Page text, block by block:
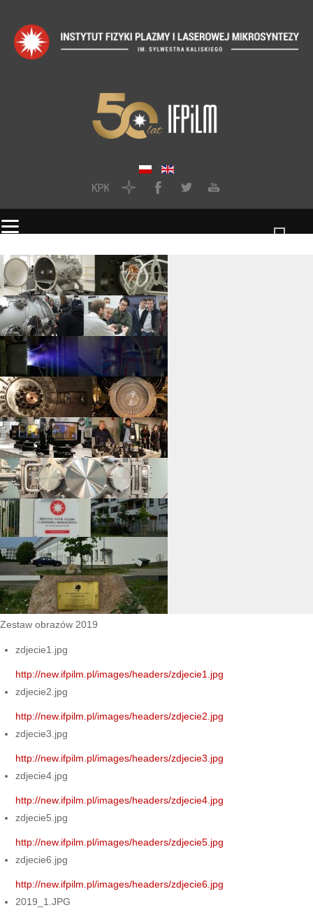
Zestaw obrazów 2019
zdjecie1.jpg
http://new.ifpilm.pl/images/headers/zdjecie1.jpg
zdjecie2.jpg
http://new.ifpilm.pl/images/headers/zdjecie2.jpg
zdjecie3.jpg
http://new.ifpilm.pl/images/headers/zdjecie3.jpg
zdjecie4.jpg
http://new.ifpilm.pl/images/headers/zdjecie4.jpg
zdjecie5.jpg
http://new.ifpilm.pl/images/headers/zdjecie5.jpg
zdjecie6.jpg
http://new.ifpilm.pl/images/headers/zdjecie6.jpg
2019_1.JPG